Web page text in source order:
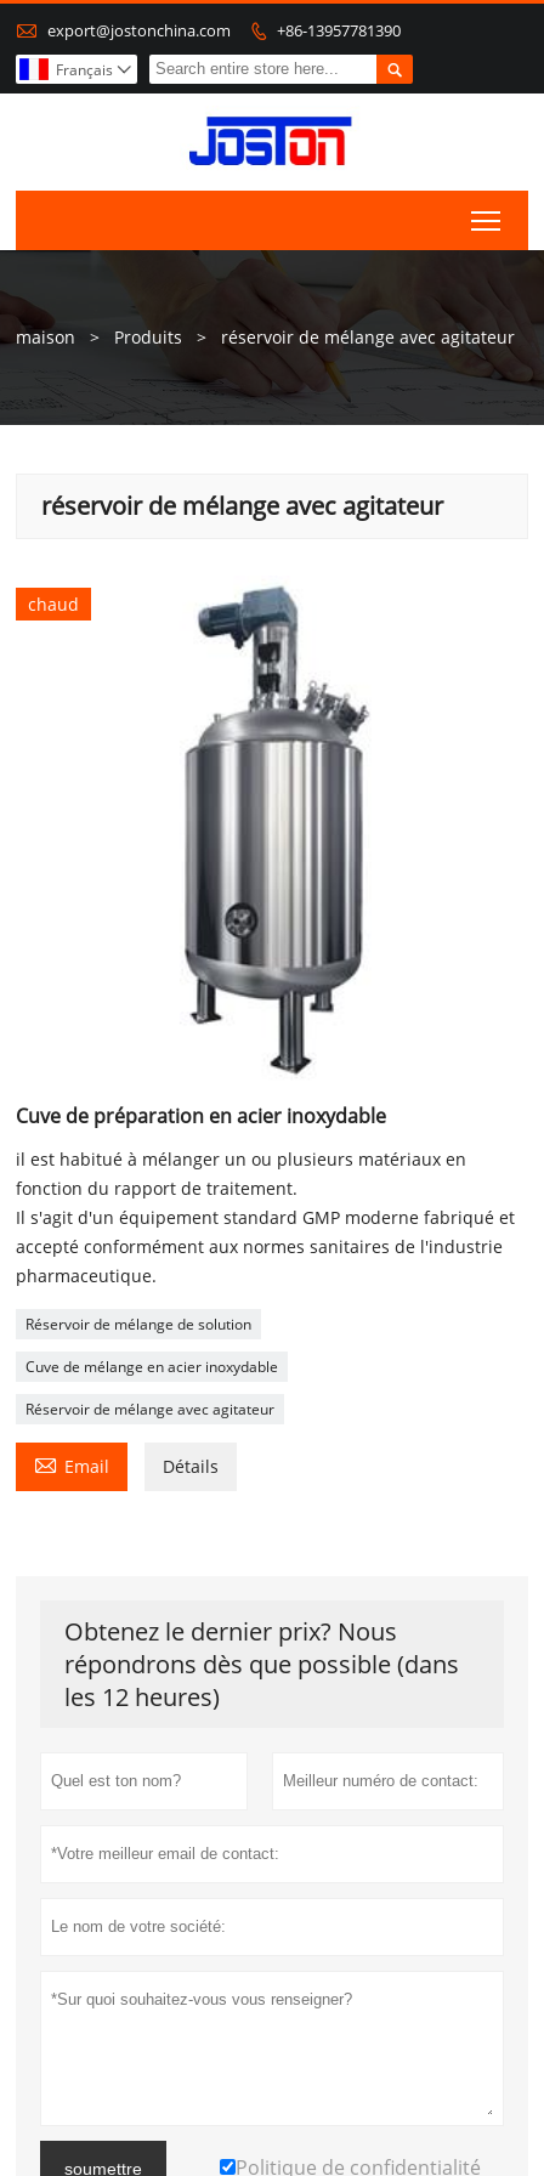
 export@jostonchina.com  +86-13957781390

Français 
maison > Produits > réservoir de mélange avec agitateur
réservoir de mélange avec agitateur
chaud
Cuve de préparation en acier inoxydable
il est habitué à mélanger un ou plusieurs matériaux en
fonction du rapport de traitement.
Il s'agit d'un équipement standard GMP moderne fabriqué et
accepté conformément aux normes sanitaires de l'industrie
pharmaceutique.
Réservoir de mélange de solution
Cuve de mélange en acier inoxydable
Réservoir de mélange avec agitateur
 Email Détails
Obtenez le dernier prix? Nous
répondrons dès que possible (dans
les 12 heures)
soumettre Politique de confidentialité